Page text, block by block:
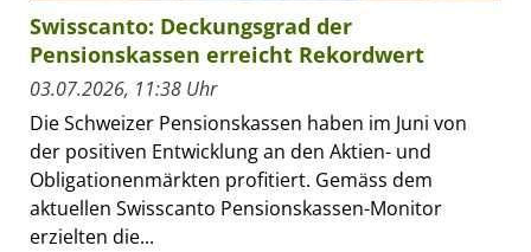
Swisscanto: Deckungsgrad der
Pensionskassen erreicht Rekordwert
03.07.2026, 11:38 Uhr
Die Schweizer Pensionskassen haben im Juni von
der positiven Entwicklung an den Aktien- und
Obligationenmärkten profitiert. Gemäss dem
aktuellen Swisscanto Pensionskassen-Monitor
erzielten die...